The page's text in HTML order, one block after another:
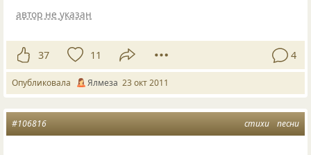
автор не указан
37 11 4
Опубликовала Ялмеза 23 окт 2011
стихи песни
#106816